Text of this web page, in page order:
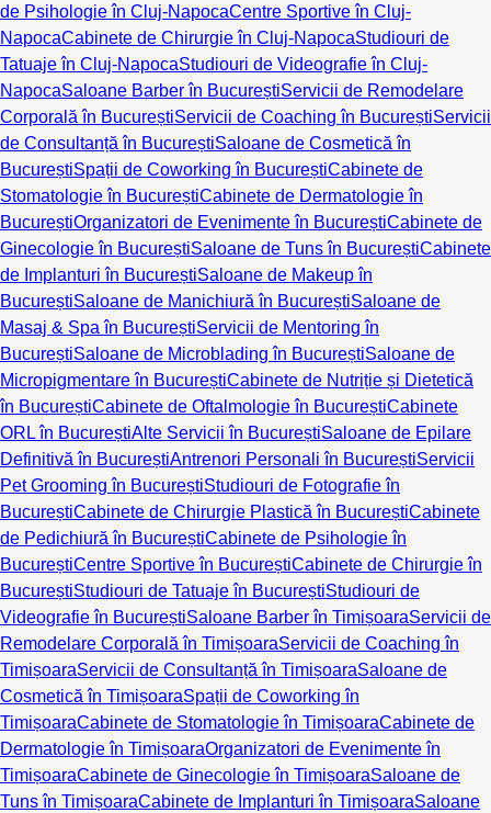
de Psihologie în Cluj-NapocaCentre Sportive în Cluj-
NapocaCabinete de Chirurgie în Cluj-NapocaStudiouri de
Tatuaje în Cluj-NapocaStudiouri de Videografie în Cluj-
NapocaSaloane Barber în BucureștiServicii de Remodelare
Corporală în BucureștiServicii de Coaching în BucureștiServicii
de Consultanță în BucureștiSaloane de Cosmetică în
BucureștiSpații de Coworking în BucureștiCabinete de
Stomatologie în BucureștiCabinete de Dermatologie în
BucureștiOrganizatori de Evenimente în BucureștiCabinete de
Ginecologie în BucureștiSaloane de Tuns în BucureștiCabinete
de Implanturi în BucureștiSaloane de Makeup în
BucureștiSaloane de Manichiură în BucureștiSaloane de
Masaj & Spa în BucureștiServicii de Mentoring în
BucureștiSaloane de Microblading în BucureștiSaloane de
Micropigmentare în BucureștiCabinete de Nutriție și Dietetică
în BucureștiCabinete de Oftalmologie în BucureștiCabinete
ORL în BucureștiAlte Servicii în BucureștiSaloane de Epilare
Definitivă în BucureștiAntrenori Personali în BucureștiServicii
Pet Grooming în BucureștiStudiouri de Fotografie în
BucureștiCabinete de Chirurgie Plastică în BucureștiCabinete
de Pedichiură în BucureștiCabinete de Psihologie în
BucureștiCentre Sportive în BucureștiCabinete de Chirurgie în
BucureștiStudiouri de Tatuaje în BucureștiStudiouri de
Videografie în BucureștiSaloane Barber în TimișoaraServicii de
Remodelare Corporală în TimișoaraServicii de Coaching în
TimișoaraServicii de Consultanță în TimișoaraSaloane de
Cosmetică în TimișoaraSpații de Coworking în
TimișoaraCabinete de Stomatologie în TimișoaraCabinete de
Dermatologie în TimișoaraOrganizatori de Evenimente în
TimișoaraCabinete de Ginecologie în TimișoaraSaloane de
Tuns în TimișoaraCabinete de Implanturi în TimișoaraSaloane